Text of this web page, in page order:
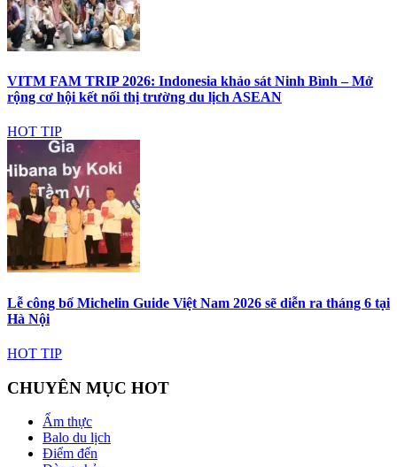
VITM FAM TRIP 2026: Indonesia khảo sát Ninh Bình – Mở
rộng cơ hội kết nối thị trường du lịch ASEAN
HOT TIP
Lễ công bố Michelin Guide Việt Nam 2026 sẽ diễn ra tháng 6 tại
Hà Nội
HOT TIP
CHUYÊN MỤC HOT
Ẩm thực
Balo du lịch
Điểm đến